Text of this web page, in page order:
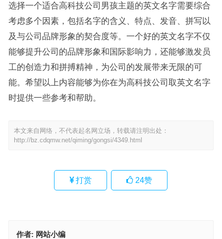
选择一个适合高科技公司男孩主题的英文名字需要综合
考虑多个因素，包括名字的含义、特点、发音、拼写以
及与公司品牌形象的契合度等。一个好的英文名字不仅
能够提升公司的品牌形象和国际影响力，还能够激发员
工的创造力和拼搏精神，为公司的发展带来无限的可
能。希望以上内容能够为你在为高科技公司取英文名字
时提供一些参考和帮助。
本文来自网络，不代表起名网立场，转载请注明出处：
http://bz.cdqmw.net/qiming/gongsi/4349.html
打赏 24赞
作者: 网站小编